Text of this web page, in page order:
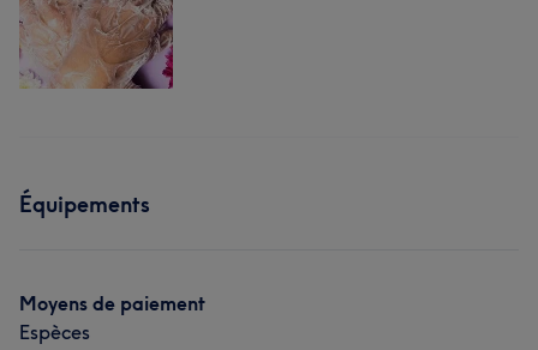
Équipements
Moyens de paiement
Espèces